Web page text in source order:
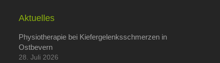
Aktuelles
Physiotherapie bei Kiefergelenksschmerzen in
Ostbevern
28. Juli 2026